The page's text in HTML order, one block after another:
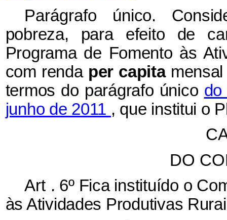
Parágrafo único.
pobreza, para efeito de
Programa de Fomento às
com renda per capita
termos do parágrafo único
junho de 2011 , que institui o
DO
Art . 6º Fica instituído o
às Atividades Produtivas